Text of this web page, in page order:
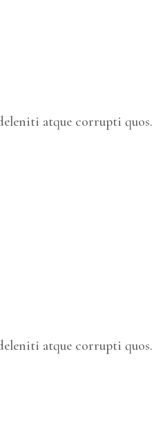
atque corrupti quos.
atque corrupti quos.